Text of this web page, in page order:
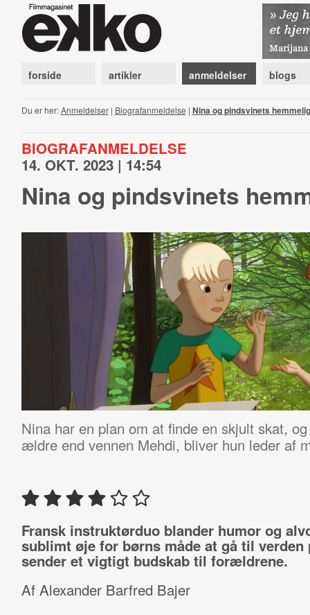
forside artikler anmeldelser blogs
Du er her:Anmeldelser| Biografanmeldelse | Nina og pindsvinets
BIOGRAFANMELDELSE
14. OKT. 2023 | 14:54
Nina og pindsvinets
Nina har en plan om at finde en skjult skat,
ældre end vennen Mehdi, bliver hun leder af
Fransk instruktørduo blander humor og
sublimt øje for børns måde at gå til verden
sender et vigtigt budskab til forældrene.
Af Alexander Barfred Bajer